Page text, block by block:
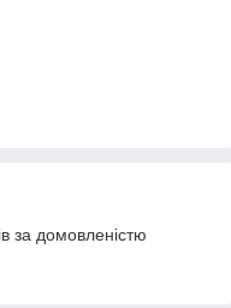
за домовленістю